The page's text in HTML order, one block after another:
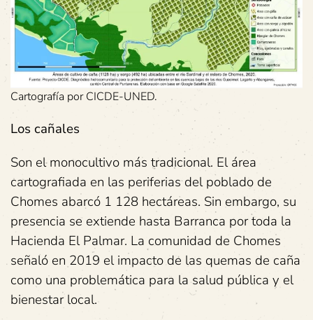
Cartografía por CICDE-UNED.
Los cañales
Son el monocultivo más tradicional. El área
cartografiada en las periferias del poblado de
Chomes abarcó 1 128 hectáreas. Sin embargo, su
presencia se extiende hasta Barranca por toda la
Hacienda El Palmar. La comunidad de Chomes
señaló en 2019 el impacto de las quemas de caña
como una problemática para la salud pública y el
bienestar local.